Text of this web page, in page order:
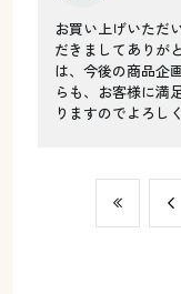
お買い上げいただ
だきましてありが
は、今後の商品企
らも、お客様に満
りますのでよろし